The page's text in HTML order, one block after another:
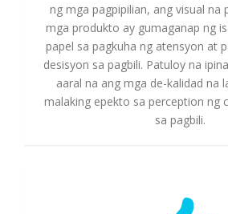
ng mga pagpipilian, ang visual na
mga produkto ay gumaganap ng
papel sa pagkuha ng atensyon at
desisyon sa pagbili. Patuloy na
aaral na ang mga de-kalidad na
malaking epekto sa perception ng
sa pagbili.
Mga Serbisyo sa Pagsusuri ng